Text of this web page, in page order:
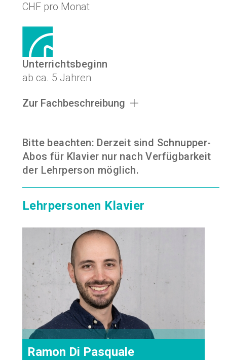
CHF pro Monat
Unterrichtsbeginn
ab ca. 5 Jahren
Zur Fachbeschreibung
Bitte beachten: Derzeit sind Schnupper-
Abos für Klavier nur nach Verfügbarkeit
der Lehrperson möglich.
Lehrpersonen Klavier
Ramon Di Pasquale